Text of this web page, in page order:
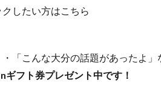
したい方はこちら
「こんな大分の話題があったよ
フト券プレゼント中です！